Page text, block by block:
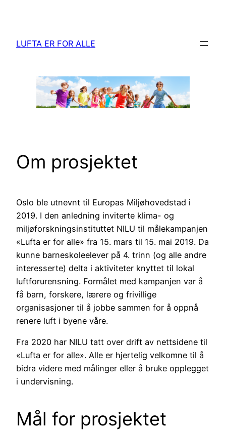
LUFTA ER FOR ALLE
Om prosjektet
Oslo ble utnevnt til Europas Miljøhovedstad i
2019. I den anledning inviterte klima- og
miljøforskningsinstituttet NILU til målekampanjen
«Lufta er for alle» fra 15. mars til 15. mai 2019. Da
kunne barneskoleelever på 4. trinn (og alle andre
interesserte) delta i aktiviteter knyttet til lokal
luftforurensning. Formålet med kampanjen var å
få barn, forskere, lærere og frivillige
organisasjoner til å jobbe sammen for å oppnå
renere luft i byene våre.
Fra 2020 har NILU tatt over drift av nettsidene til
«Lufta er for alle». Alle er hjertelig velkomne til å
bidra videre med målinger eller å bruke opplegget
i undervisning.
Mål for prosjektet